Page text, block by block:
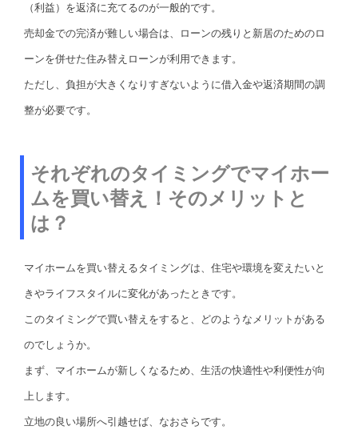
（利益）を返済に充てるのが一般的です。
売却金での完済が難しい場合は、ローンの残りと新居のためのロ
ーンを併せた住み替えローンが利用できます。
ただし、負担が大きくなりすぎないように借入金や返済期間の調
整が必要です。
それぞれのタイミングでマイホー
ムを買い替え！そのメリットと
は？
マイホームを買い替えるタイミングは、住宅や環境を変えたいと
きやライフスタイルに変化があったときです。
このタイミングで買い替えをすると、どのようなメリットがある
のでしょうか。
まず、マイホームが新しくなるため、生活の快適性や利便性が向
上します。
立地の良い場所へ引越せば、なおさらです。